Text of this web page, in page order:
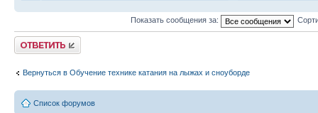
Показать сообщения за:
Ответить
Вернуться в Обучение технике катания на лыжах и сноуборде
Список форумов